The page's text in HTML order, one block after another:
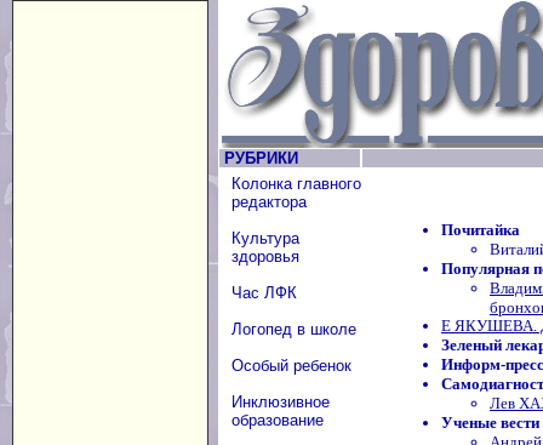
РУБРИКИ
Колонка главного
редактора
Культура
здоровья
Час ЛФК
Логопед в школе
Особый ребенок
Инклюзивное
образование
Почитайка
Популярная
Е ЯКУШЕВА.
Зеленый
Информ-пресс
Лев
Ученые вести